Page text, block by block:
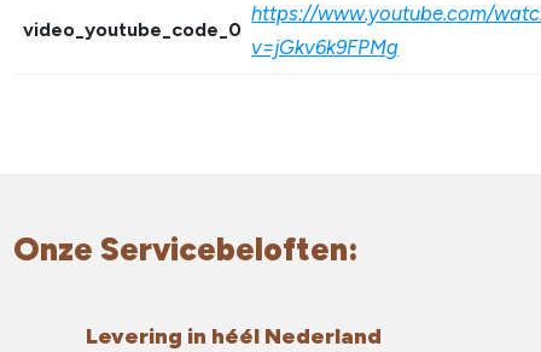
video_youtube_code_0
https://www.youtube.com/
v=jGkv6k9FPMg
Onze Servicebeloften:
Levering in héél Nederland